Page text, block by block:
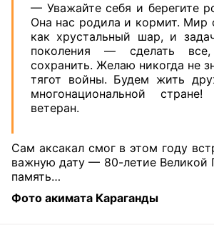
— Уважайте себя и берегите
Она нас родила и кормит. Мир
как хрустальный шар, и
поколения — сделать
сохранить. Желаю никогда не
тягот войны. Будем жить
многонациональной
ветеран.
Сам аксакал смог в этом году
важную дату — 80-летие Великой
память…
Фото акимата Караганды